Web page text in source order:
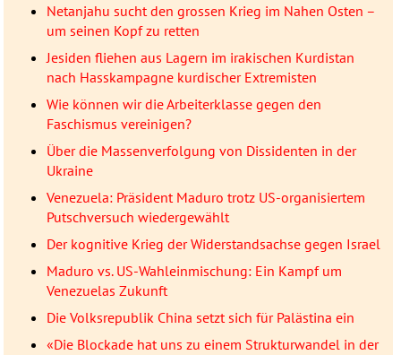
Netanjahu sucht den grossen Krieg im Nahen Osten –
um seinen Kopf zu retten
Jesiden fliehen aus Lagern im irakischen Kurdistan
nach Hasskampagne kurdischer Extremisten
Wie können wir die Arbeiterklasse gegen den
Faschismus vereinigen?
Über die Massenverfolgung von Dissidenten in der
Ukraine
Venezuela: Präsident Maduro trotz US-organisiertem
Putschversuch wiedergewählt
Der kognitive Krieg der Widerstandsachse gegen Israel
Maduro vs. US-Wahleinmischung: Ein Kampf um
Venezuelas Zukunft
Die Volksrepublik China setzt sich für Palästina ein
«Die Blockade hat uns zu einem Strukturwandel in der